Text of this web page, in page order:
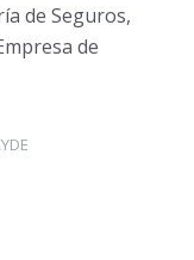
de Seguros,
de